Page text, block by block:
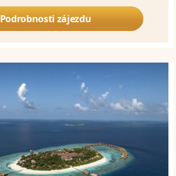
Podrobnosti zájezdu